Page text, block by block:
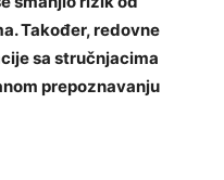
Također, redovne
sa stručnjacima
prepoznavanju